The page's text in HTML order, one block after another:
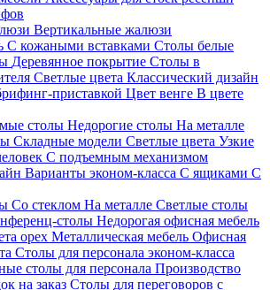
Вертикальные жалюзи
С кожаными вставками Столы белые
Деревянное покрытие Столы в
Светлые цвета Классический дизайн
приставкой Цвет венге В цвете
столы Недорогие столы На металле
Складные модели Светлые цвета Узкие
С подъемным механизмом
Варианты эконом-класса С ящиками С
Со стеклом На металле Светлые столы
столы Недорогая офисная мебель
орех Металлическая мебель Офисная
Столы для персонала эконом-класса
столы для персонала Производство
на заказ Столы для переговоров с